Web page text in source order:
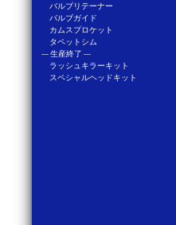
バルブリテーナー
バルブガイド
カムスプロケット
タペットシム
--- 生産終了 ---
ラッシュキラーキット
スペシャルヘッドキット